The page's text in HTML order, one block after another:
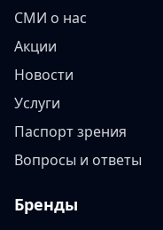
СМИ о нас
Акции
Новости
Услуги
Паспорт зрения
Вопросы и ответы
Бренды